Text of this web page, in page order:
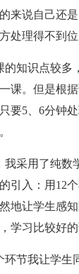
来说自己还
处理得不到
识点较多，
课。但是根
要5、6分钟
用了纯数
引入：用12
地让学生感
学习比较好的
我让学生同